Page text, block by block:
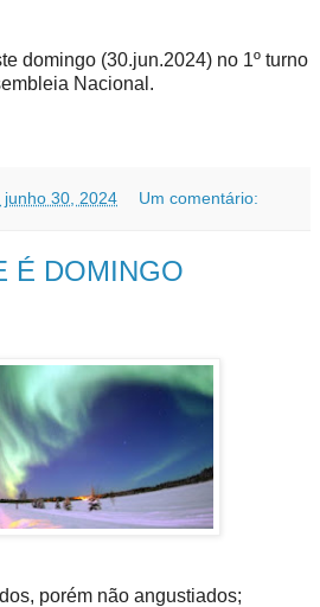
domingo (30.jun.2024) no 1º turno
Nacional.
junho 30, 2024 Um comentário:
É DOMINGO
porém não angustiados;